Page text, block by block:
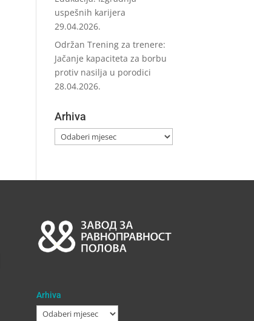
uspešnih karijera
29.04.2026.
Održan Trening za trenere:
Jačanje kapaciteta za borbu
protiv nasilja u porodici
28.04.2026.
Arhiva
Arhiva
Arhiva
Arhiva